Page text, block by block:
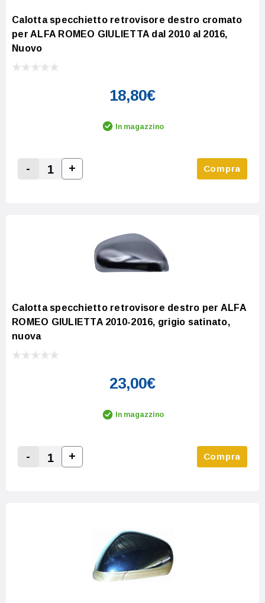
Calotta specchietto retrovisore destro cromato
per ALFA ROMEO GIULIETTA dal 2010 al 2016,
Nuovo
18,80€
In magazzino
Decrease Quantity:
-
Increase Quantity:
+ Compra
Calotta specchietto retrovisore destro per ALFA
ROMEO GIULIETTA 2010-2016, grigio satinato,
nuova
23,00€
In magazzino
Decrease Quantity:
-
Increase Quantity:
+ Compra